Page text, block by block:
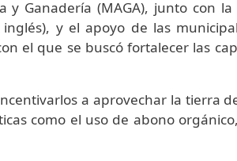
y Ganadería (MAGA), junto con
y el apoyo de las
el que se buscó fortalecer las
a aprovechar la tierra
como el uso de abono